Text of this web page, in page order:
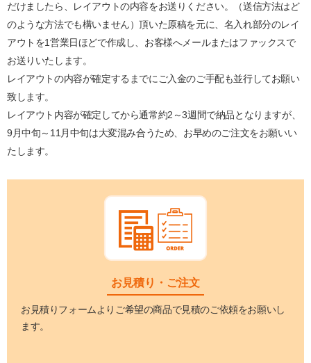
だけましたら、レイアウトの内容をお送りください。（送信方法はど
のような方法でも構いません）頂いた原稿を元に、名入れ部分のレイ
アウトを1営業日ほどで作成し、お客様へメールまたはファックスで
お送りいたします。
レイアウトの内容が確定するまでにご入金のご手配も並行してお願い
致します。
レイアウト内容が確定してから通常約2～3週間で納品となりますが、
9月中旬～11月中旬は大変混み合うため、お早めのご注文をお願いい
たします。
お見積り・ご注文
お見積りフォームよりご希望の商品で見積のご依頼をお願いし
ます。